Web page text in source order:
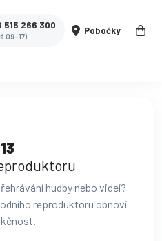
515 266 300
09-17)
Pobočky
hudby nebo videí?
reproduktoru obnoví